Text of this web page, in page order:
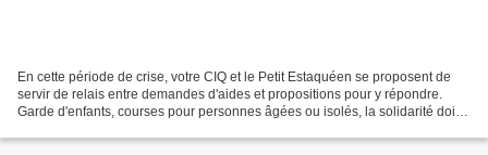
En cette période de crise, votre CIQ et le Petit Estaquéen se proposent de
servir de relais entre demandes d'aides et propositions pour y répondre.
Garde d'enfants, courses pour personnes âgées ou isolés, la solidarité doit